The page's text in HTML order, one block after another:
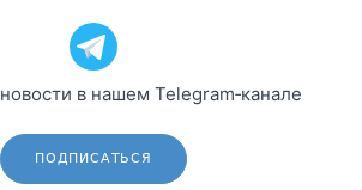
в нашем Telegram‑канале
ПОДПИСАТЬСЯ